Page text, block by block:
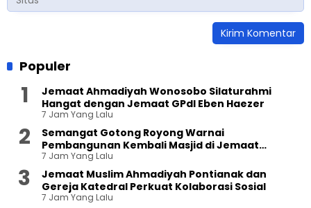
Populer
Jemaat Ahmadiyah Wonosobo Silaturahmi
Hangat dengan Jemaat GPdI Eben Haezer
7 Jam Yang Lalu
Semangat Gotong Royong Warnai
Pembangunan Kembali Masjid di Jemaat
Ahmadiyah Sukapura
7 Jam Yang Lalu
Jemaat Muslim Ahmadiyah Pontianak dan
Gereja Katedral Perkuat Kolaborasi Sosial
7 Jam Yang Lalu